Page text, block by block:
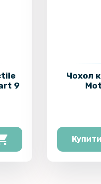
9
Чохол
Купити